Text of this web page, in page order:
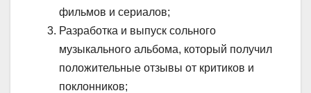
фильмов и сериалов;
Разработка и выпуск сольного
музыкального альбома, который получил
положительные отзывы от критиков и
поклонников;